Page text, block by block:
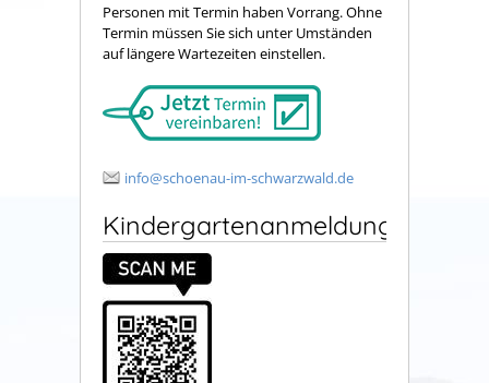
Personen mit Termin haben Vorrang. Ohne
Termin müssen Sie sich unter Umständen
auf längere Wartezeiten einstellen.
info@schoenau-im-schwarzwald.de
Kindergartenanmeldung